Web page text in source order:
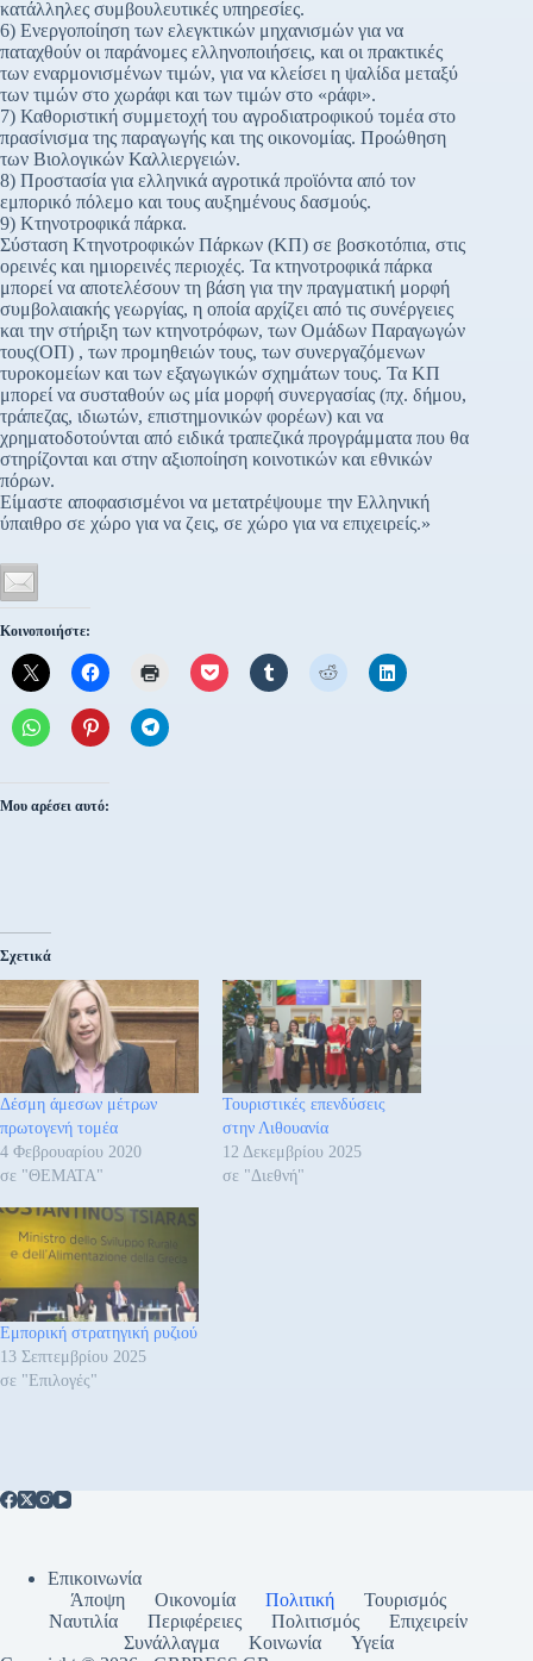
κατάλληλες συμβουλευτικές υπηρεσίες.
6) Ενεργοποίηση των ελεγκτικών μηχανισμών για να
παταχθούν οι παράνομες ελληνοποιήσεις, και οι πρακτικές
των εναρμονισμένων τιμών, για να κλείσει η ψαλίδα μεταξύ
των τιμών στο χωράφι και των τιμών στο «ράφι».
7) Καθοριστική συμμετοχή του αγροδιατροφικού τομέα στο
πρασίνισμα της παραγωγής και της οικονομίας. Προώθηση
των Βιολογικών Καλλιεργειών.
8) Προστασία για ελληνικά αγροτικά προϊόντα από τον
εμπορικό πόλεμο και τους αυξημένους δασμούς.
9) Κτηνοτροφικά πάρκα.
Σύσταση Κτηνοτροφικών Πάρκων (ΚΠ) σε βοσκοτόπια, στις
ορεινές και ημιορεινές περιοχές. Τα κτηνοτροφικά πάρκα
μπορεί να αποτελέσουν τη βάση για την πραγματική μορφή
συμβολαιακής γεωργίας, η οποία αρχίζει από τις συνέργειες
και την στήριξη των κτηνοτρόφων, των Ομάδων Παραγωγών
τους(ΟΠ) , των προμηθειών τους, των συνεργαζόμενων
τυροκομείων και των εξαγωγικών σχημάτων τους. Τα ΚΠ
μπορεί να συσταθούν ως μία μορφή συνεργασίας (πχ. δήμου,
τράπεζας, ιδιωτών, επιστημονικών φορέων) και να
χρηματοδοτούνται από ειδικά τραπεζικά προγράμματα που θα
στηρίζονται και στην αξιοποίηση κοινοτικών και εθνικών
πόρων.
Είμαστε αποφασισμένοι να μετατρέψουμε την Ελληνική
ύπαιθρο σε χώρο για να ζεις, σε χώρο για να επιχειρείς.»
Κοινοποιήστε:
Μου αρέσει αυτό:
Σχετικά
Δέσμη άμεσων μέτρων
πρωτογενή τομέα
4 Φεβρουαρίου 2020
σε "ΘΕΜΑΤΑ"
Τουριστικές επενδύσεις
στην Λιθουανία
12 Δεκεμβρίου 2025
σε "Διεθνή"
Εμπορική στρατηγική ρυζιού
13 Σεπτεμβρίου 2025
σε "Επιλογές"
Επικοινωνία
Άποψη
Οικονομία Πολιτική
Τουρισμός
Ναυτιλία
Περιφέρειες Πολιτισμός
Επιχειρείν
Συνάλλαγμα
Κοινωνία
Υγεία